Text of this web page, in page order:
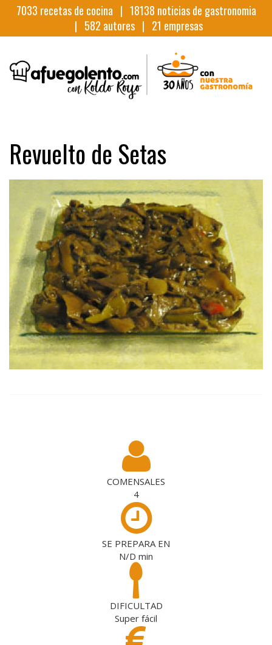
7033 recetas de cocina | 18138 noticias de gastronomia
| 582 autores | 21 empresas
Revuelto de Setas
COMENSALES
4
SE PREPARA EN
N/D min
DIFICULTAD
Super fácil